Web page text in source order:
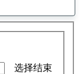
选择结束